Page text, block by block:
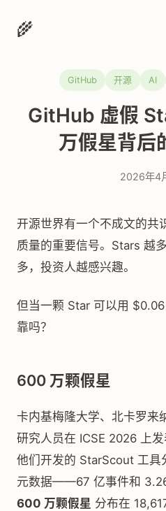
🌾
GitHub 开源 AI
GitHub 虚假
万假星背后
2026年4
开源世界有一个不成文的共
质量的重要信号。Stars 越
多，投资人越感兴趣。
但当一颗 Star 可以用
靠吗？
600 万颗假星
卡内基梅隆大学、北卡罗来
研究人员在 ICSE 2026 上发
他们开发的 StarScout 工
元数据——67 亿事件和
600 万颗假星 分布在